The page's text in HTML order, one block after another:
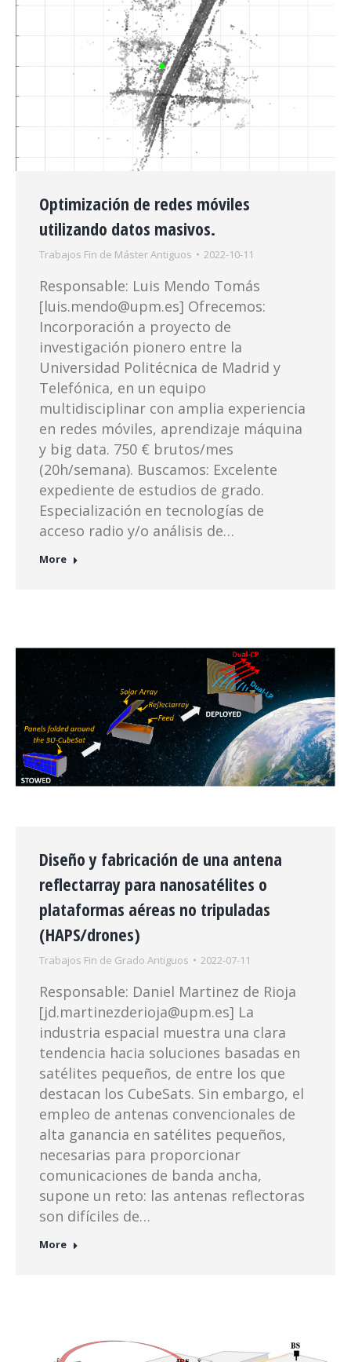
Optimización de redes móviles
utilizando datos masivos.
Trabajos Fin de Máster Antiguos 2022-10-11
Responsable: Luis Mendo Tomás
[luis.mendo@upm.es] Ofrecemos:
Incorporación a proyecto de
investigación pionero entre la
Universidad Politécnica de Madrid y
Telefónica, en un equipo
multidisciplinar con amplia experiencia
en redes móviles, aprendizaje máquina
y big data. 750 € brutos/mes
(20h/semana). Buscamos: Excelente
expediente de estudios de grado.
Especialización en tecnologías de
acceso radio y/o análisis de…
More
Diseño y fabricación de una antena
reflectarray para nanosatélites o
plataformas aéreas no tripuladas
(HAPS/drones)
Trabajos Fin de Grado Antiguos 2022-07-11
Responsable: Daniel Martinez de Rioja
[jd.martinezderioja@upm.es] La
industria espacial muestra una clara
tendencia hacia soluciones basadas en
satélites pequeños, de entre los que
destacan los CubeSats. Sin embargo, el
empleo de antenas convencionales de
alta ganancia en satélites pequeños,
necesarias para proporcionar
comunicaciones de banda ancha,
supone un reto: las antenas reflectoras
son difíciles de…
More